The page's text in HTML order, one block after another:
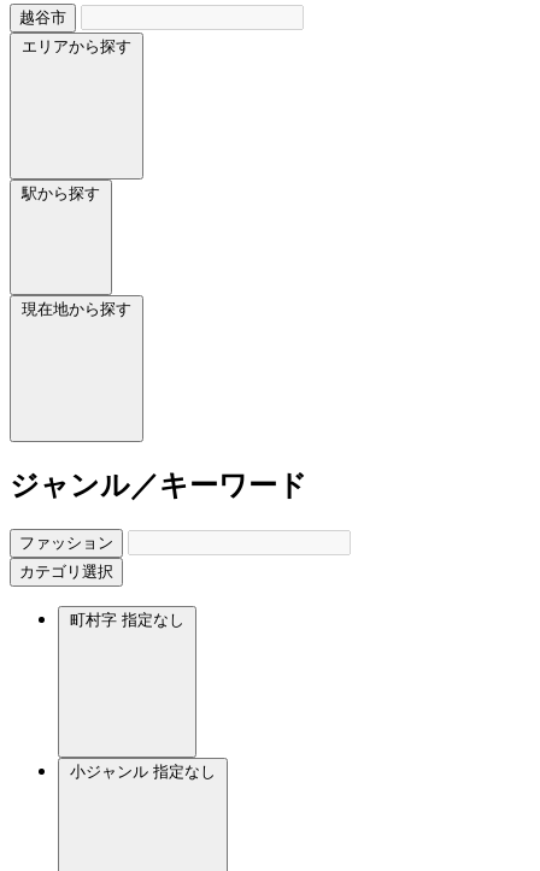
越谷市
エリアから探す
駅から探す
現在地から探す
ジャンル／キーワード
ファッション
カテゴリ選択
町村字 指定なし
小ジャンル 指定なし